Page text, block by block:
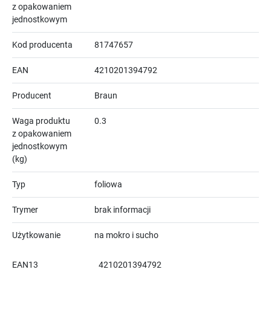
z opakowaniem
jednostkowym
Kod producenta 81747657
EAN 4210201394792
Producent Braun
Waga produktu
z opakowaniem
jednostkowym
(kg)
0.3
Typ foliowa
Trymer brak informacji
Użytkowanie na mokro i sucho
EAN13 4210201394792